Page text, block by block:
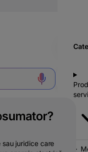
sau juridice care